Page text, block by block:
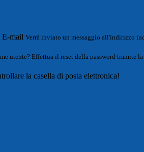
E-mail Verrà inviato un messaggio all'indirizzo
utente? Effettua il reset della password tramite la
la casella di posta elettronica!